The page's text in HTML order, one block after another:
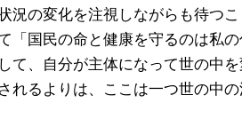
況の変化を注視しながらも待つ
「国民の命と健康を守るのは私
て、自分が主体になって世の中
れるよりは、ここは一つ世の中